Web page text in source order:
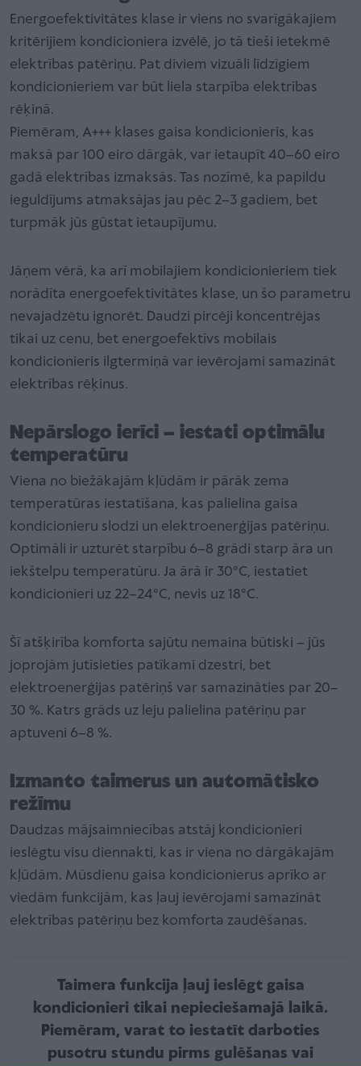
Energoefektivitātes klase ir viens no svarīgākajiem
kritērijiem kondicioniera izvēlē, jo tā tieši ietekmē
elektrības patēriņu. Pat diviem vizuāli līdzīgiem
kondicionieriem var būt liela starpība elektrības
rēķinā.
Piemēram, A+++ klases gaisa kondicionieris, kas
maksā par 100 eiro dārgāk, var ietaupīt 40–60 eiro
gadā elektrības izmaksās. Tas nozīmē, ka papildu
ieguldījums atmaksājas jau pēc 2–3 gadiem, bet
turpmāk jūs gūstat ietaupījumu.
Jāņem vērā, ka arī mobilajiem kondicionieriem tiek
norādīta energoefektivitātes klase, un šo parametru
nevajadzētu ignorēt. Daudzi pircēji koncentrējas
tikai uz cenu, bet energoefektīvs mobilais
kondicionieris ilgtermiņā var ievērojami samazināt
elektrības rēķinus.
Nepārslogo ierīci – iestati optimālu
temperatūru
Viena no biežākajām kļūdām ir pārāk zema
temperatūras iestatīšana, kas palielina gaisa
kondicionieru slodzi un elektroenerģijas patēriņu.
Optimāli ir uzturēt starpību 6–8 grādi starp āra un
iekštelpu temperatūru. Ja ārā ir 30°C, iestatiet
kondicionieri uz 22–24°C, nevis uz 18°C.
Šī atšķirība komforta sajūtu nemaina būtiski – jūs
joprojām jutīsieties patīkami dzestri, bet
elektroenerģijas patēriņš var samazināties par 20–
30 %. Katrs grāds uz leju palielina patēriņu par
aptuveni 6–8 %.
Izmanto taimerus un automātisko
režīmu
Daudzas mājsaimniecības atstāj kondicionieri
ieslēgtu visu diennakti, kas ir viena no dārgākajām
kļūdām. Mūsdienu gaisa kondicionierus aprīko ar
viedām funkcijām, kas ļauj ievērojami samazināt
elektrības patēriņu bez komforta zaudēšanas.
Taimera funkcija ļauj ieslēgt gaisa
kondicionieri tikai nepieciešamajā laikā.
Piemēram, varat to iestatīt darboties
pusotru stundu pirms gulēšanas vai